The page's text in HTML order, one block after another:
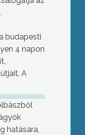
budapesti
4 napon
A
hatására,